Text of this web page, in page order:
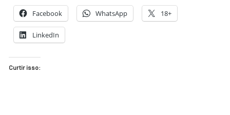
Facebook WhatsApp 18+
LinkedIn
Curtir isso: